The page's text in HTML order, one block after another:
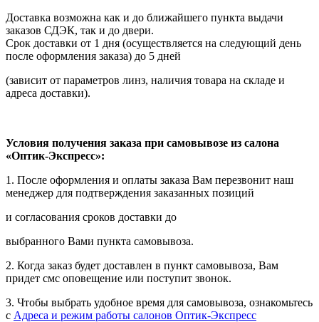
Доставка возможна как и до ближайшего пункта выдачи
заказов СДЭК, так и до двери.
Срок доставки от 1 дня (осуществляется на следующий день
после оформления заказа) до 5 дней
(зависит от параметров линз, наличия товара на складе и
адреса доставки).
Условия получения заказа при самовывозе из салона
«Оптик-Экспресс»:
1. После оформления и оплаты заказа Вам перезвонит наш
менеджер для подтверждения заказанных позиций
и согласования сроков доставки до
выбранного Вами пункта самовывоза.
2. Когда заказ будет доставлен в пункт самовывоза, Вам
придет смс оповещение или поступит звонок.
3. Чтобы выбрать удобное время для самовывоза, ознакомьтесь
с Адреса и режим работы салонов Оптик-Экспресс